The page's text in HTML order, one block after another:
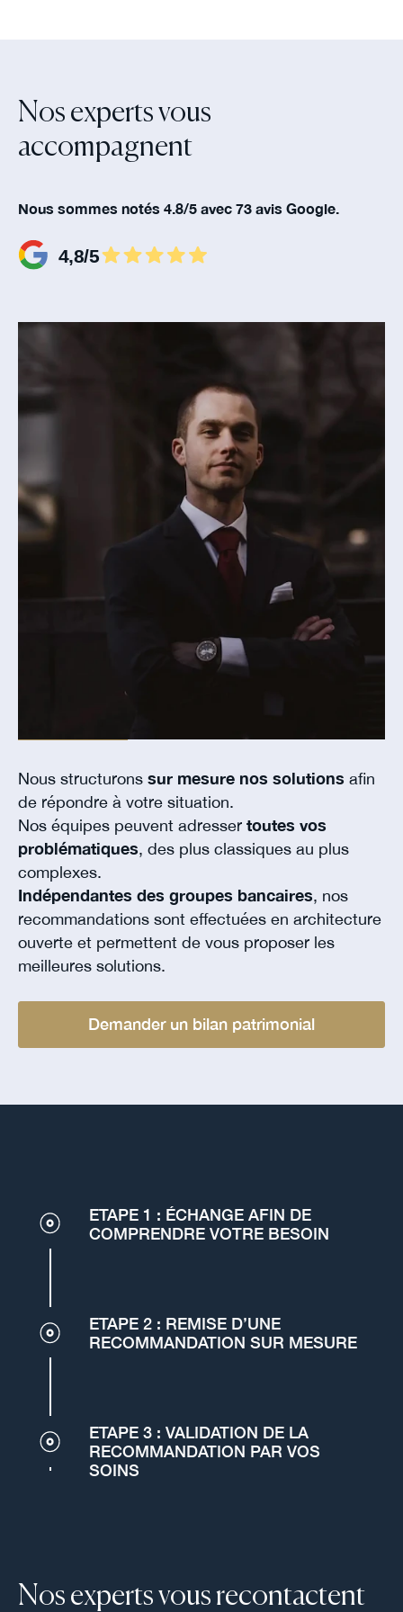
Nos experts vous
accompagnent‍
Nous sommes notés 4.8/5 avec 73 avis Google.
Nous structurons sur mesure nos solutions afin
de répondre à votre situation.
Nos équipes peuvent adresser toutes vos
problématiques, des plus classiques au plus
complexes.
Indépendantes des groupes bancaires, nos
recommandations sont effectuées en architecture
ouverte et permettent de vous proposer les
meilleures solutions.
Demander un bilan patrimonial
ETAPE 1 : ÉCHANGE AFIN DE
COMPRENDRE VOTRE BESOIN
ETAPE 2 : REMISE D’UNE
RECOMMANDATION SUR MESURE
ETAPE 3 : VALIDATION DE LA
RECOMMANDATION PAR VOS
SOINS
Nos experts vous recontactent